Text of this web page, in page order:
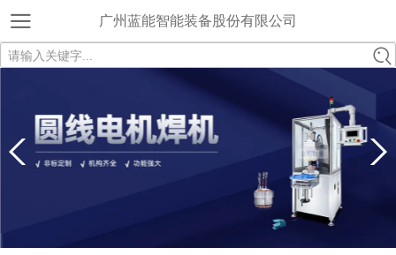
广州蓝能智能装备股份有限公司
请输入关键字...